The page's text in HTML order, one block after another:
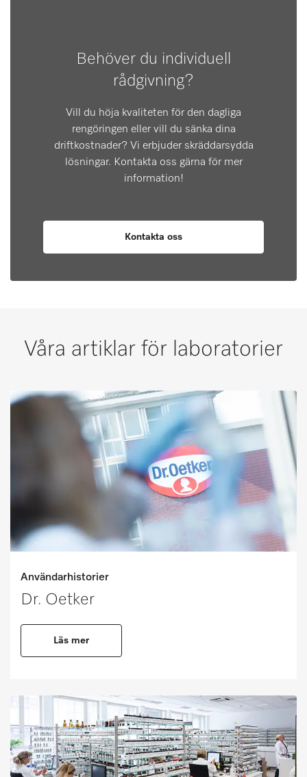
Behöver du individuell
rådgivning?
Vill du höja kvaliteten för den dagliga
rengöringen eller vill du sänka dina
driftkostnader? Vi erbjuder skräddarsydda
lösningar. Kontakta oss gärna för mer
information!
Kontakta oss
Våra artiklar för laboratorier
Användarhistorier
Dr. Oetker
Läs mer